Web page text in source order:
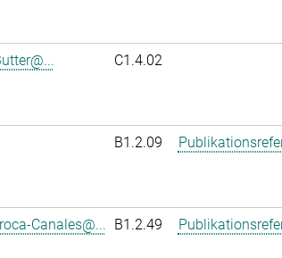
C1.4.02
B1.2.09
Canales@... B1.2.49